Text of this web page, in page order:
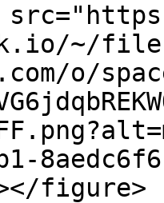
~/
o/
figure>